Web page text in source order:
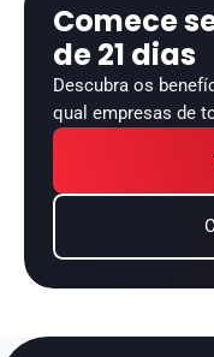
Comece
de 21 dias
Descubra os
qual empresas de